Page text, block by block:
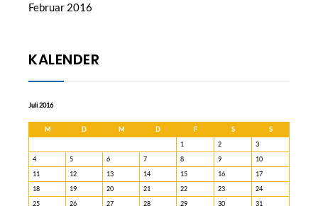
Februar 2016
KALENDER
Juli 2016
M D M D F S
S
1
2
3
4
5 6 7 8 9
10
11
12 13 14 15 16
17
18
19 20 21 22 23
24
25
26 27 28 29 30 31